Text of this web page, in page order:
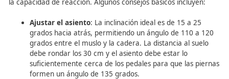
Claves ergonómicas y
fisiológicas para una
conducción segura